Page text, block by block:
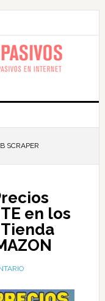
SCRAPER
en los